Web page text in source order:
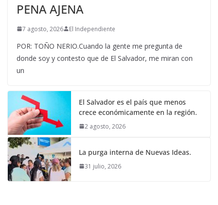
PENA AJENA
7 agosto, 2026 El Independiente
POR: TOÑO NERIO.Cuando la gente me pregunta de
donde soy y contesto que de El Salvador, me miran con
un
El Salvador es el país que menos
crece económicamente en la región.
2 agosto, 2026
La purga interna de Nuevas Ideas.
31 julio, 2026